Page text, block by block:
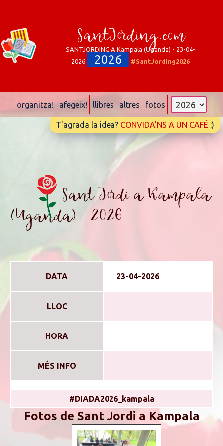
SantJording.com
SANTJORDING A Kampala (Uganda) - 23-04-
2026
2026 #SantJording2026
organitza! afegeix! llibres altres fotos
T'agrada la idea? CONVIDA'NS A UN CAFÉ :)
Sant Jordi a Kampala
(Uganda) - 2026
DATA 23-04-2026
LLOC
HORA
MÉS INFO
#DIADA2026_kampala
Fotos de Sant Jordi a Kampala